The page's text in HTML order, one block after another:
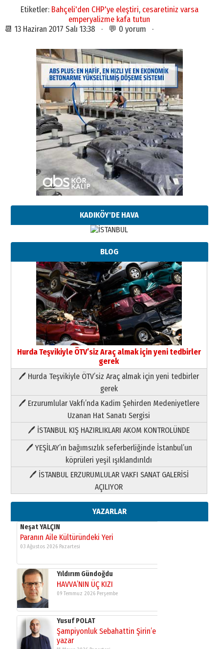
Etiketler: Bahçeli'den CHP'ye eleştiri, cesaretiniz varsa
emperyalizme kafa tutun
📆 13 Haziran 2017 Salı 13:38 · 💬 0 yorum ·
KADIKÖY'DE HAVA
BLOG
Hurda Teşvikiyle ÖTV’siz Araç almak için yeni tedbirler
gerek
🖊 Hurda Teşvikiyle ÖTV’siz Araç almak için yeni tedbirler
gerek
🖊 Erzurumlular Vakfı’nda Kadim Şehirden Medeniyetlere
Uzanan Hat Sanatı Sergisi
🖊 İSTANBUL KIŞ HAZIRLIKLARI AKOM KONTROLÜNDE
🖊 YEŞİLAY’ın bağımsızlık seferberliğinde İstanbul’un
köprüleri yeşil ışıklandırıldı
🖊 İSTANBUL ERZURUMLULAR VAKFI SANAT GALERİSİ
AÇILIYOR
YAZARLAR
Neşat YALÇIN
Paranın Aile Kültüründeki Yeri
03 Ağustos 2026 Pazartesi
Yıldırım Gündoğdu
HAVVA’NIN ÜÇ KIZI
09 Temmuz 2026 Perşembe
Şampiyonluk Sebahattin Şirin’e
yazar
11 Mayıs 2026 Pazartesi
Neşat YALÇIN
Paranın Aile Kültüründeki Yeri
03 Ağustos 2026 Pazartesi
Yıldırım Gündoğdu
HAVVA’NIN ÜÇ KIZI
Yusuf POLAT
Şampiyonluk Sebahattin Şirin’e
yazar
Neşat YALÇIN
Paranın Aile Kültüründeki Yeri
03 Ağustos 2026 Pazartesi
Yıldırım Gündoğdu
HAVVA’NIN ÜÇ KIZI
09 Temmuz 2026 Perşembe